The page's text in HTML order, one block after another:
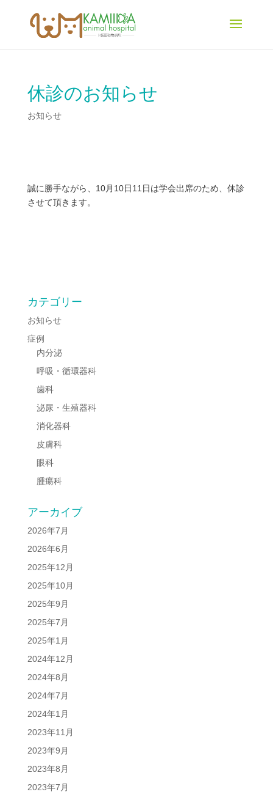
休診のお知らせ
お知らせ
誠に勝手ながら、10月10日11日は学会出席のため、休診
させて頂きます。
カテゴリー
お知らせ
症例
内分泌
呼吸・循環器科
歯科
泌尿・生殖器科
消化器科
皮膚科
眼科
腫瘍科
アーカイブ
2026年7月
2026年6月
2025年12月
2025年10月
2025年9月
2025年7月
2025年1月
2024年12月
2024年8月
2024年7月
2024年1月
2023年11月
2023年9月
2023年8月
2023年7月